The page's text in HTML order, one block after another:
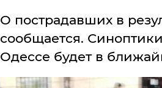
О пострадавших в
сообщается.
Одессе будет в